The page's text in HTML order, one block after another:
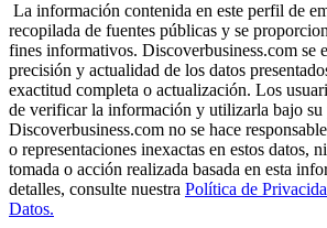
La información contenida en este perfil de
recopilada de fuentes públicas y se
fines informativos. Discoverbusiness.com se
precisión y actualidad de los datos
exactitud completa o actualización. Los
de verificar la información y utilizarla bajo su
Discoverbusiness.com no se hace
o representaciones inexactas en estos datos,
tomada o acción realizada basada en esta
detalles, consulte nuestra Política de
Datos.